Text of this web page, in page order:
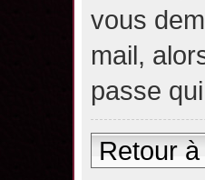
vous
mail,
passe
Retour à